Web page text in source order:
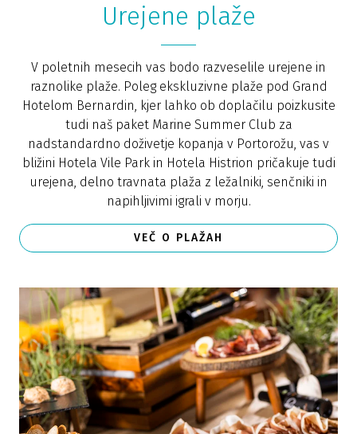
Urejene plaže
V poletnih mesecih vas bodo razveselile urejene in
raznolike plaže. Poleg ekskluzivne plaže pod Grand
Hotelom Bernardin, kjer lahko ob doplačilu poizkusite
tudi naš paket Marine Summer Club za
nadstandardno doživetje kopanja v Portorožu, vas v
bližini Hotela Vile Park in Hotela Histrion pričakuje tudi
urejena, delno travnata plaža z ležalniki, senčniki in
napihljivimi igrali v morju.
VEČ O PLAŽAH